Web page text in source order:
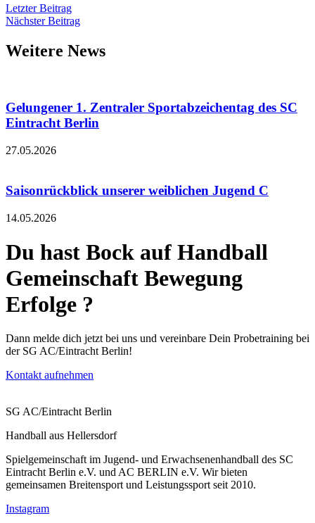
Letzter Beitrag
Nächster Beitrag
Weitere News
Gelungener 1. Zentraler Sportabzeichentag des SC
Eintracht Berlin
27.05.2026
Saisonrückblick unserer weiblichen Jugend C
14.05.2026
Du hast Bock auf Handball
Gemeinschaft Bewegung
Erfolge ?
Dann melde dich jetzt bei uns und vereinbare Dein Probetraining bei
der SG AC/Eintracht Berlin!
Kontakt aufnehmen
SG AC/Eintracht Berlin
Handball aus Hellersdorf
Spielgemeinschaft im Jugend- und Erwachsenenhandball des SC
Eintracht Berlin e.V. und AC BERLIN e.V. Wir bieten
gemeinsamen Breitensport und Leistungssport seit 2010.
Instagram